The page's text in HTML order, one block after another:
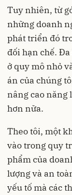
Tuy nhiên, từ
những doanh
phát triển đó
đối hạn chế.
ở quy mô nhỏ
án của chúng
nâng cao năng
hơn nữa.
Theo tôi, một
vào trong quy
phẩm của
lượng và an
yếu tố mà các